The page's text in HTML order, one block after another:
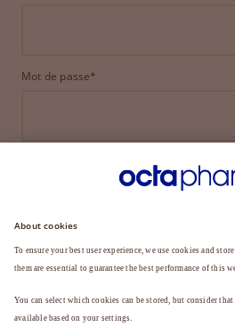
Mot de passe*
CONNEXION
MOT DE PASSE OUBLIÉ ?
Vous n'êtes pas encore membre ?